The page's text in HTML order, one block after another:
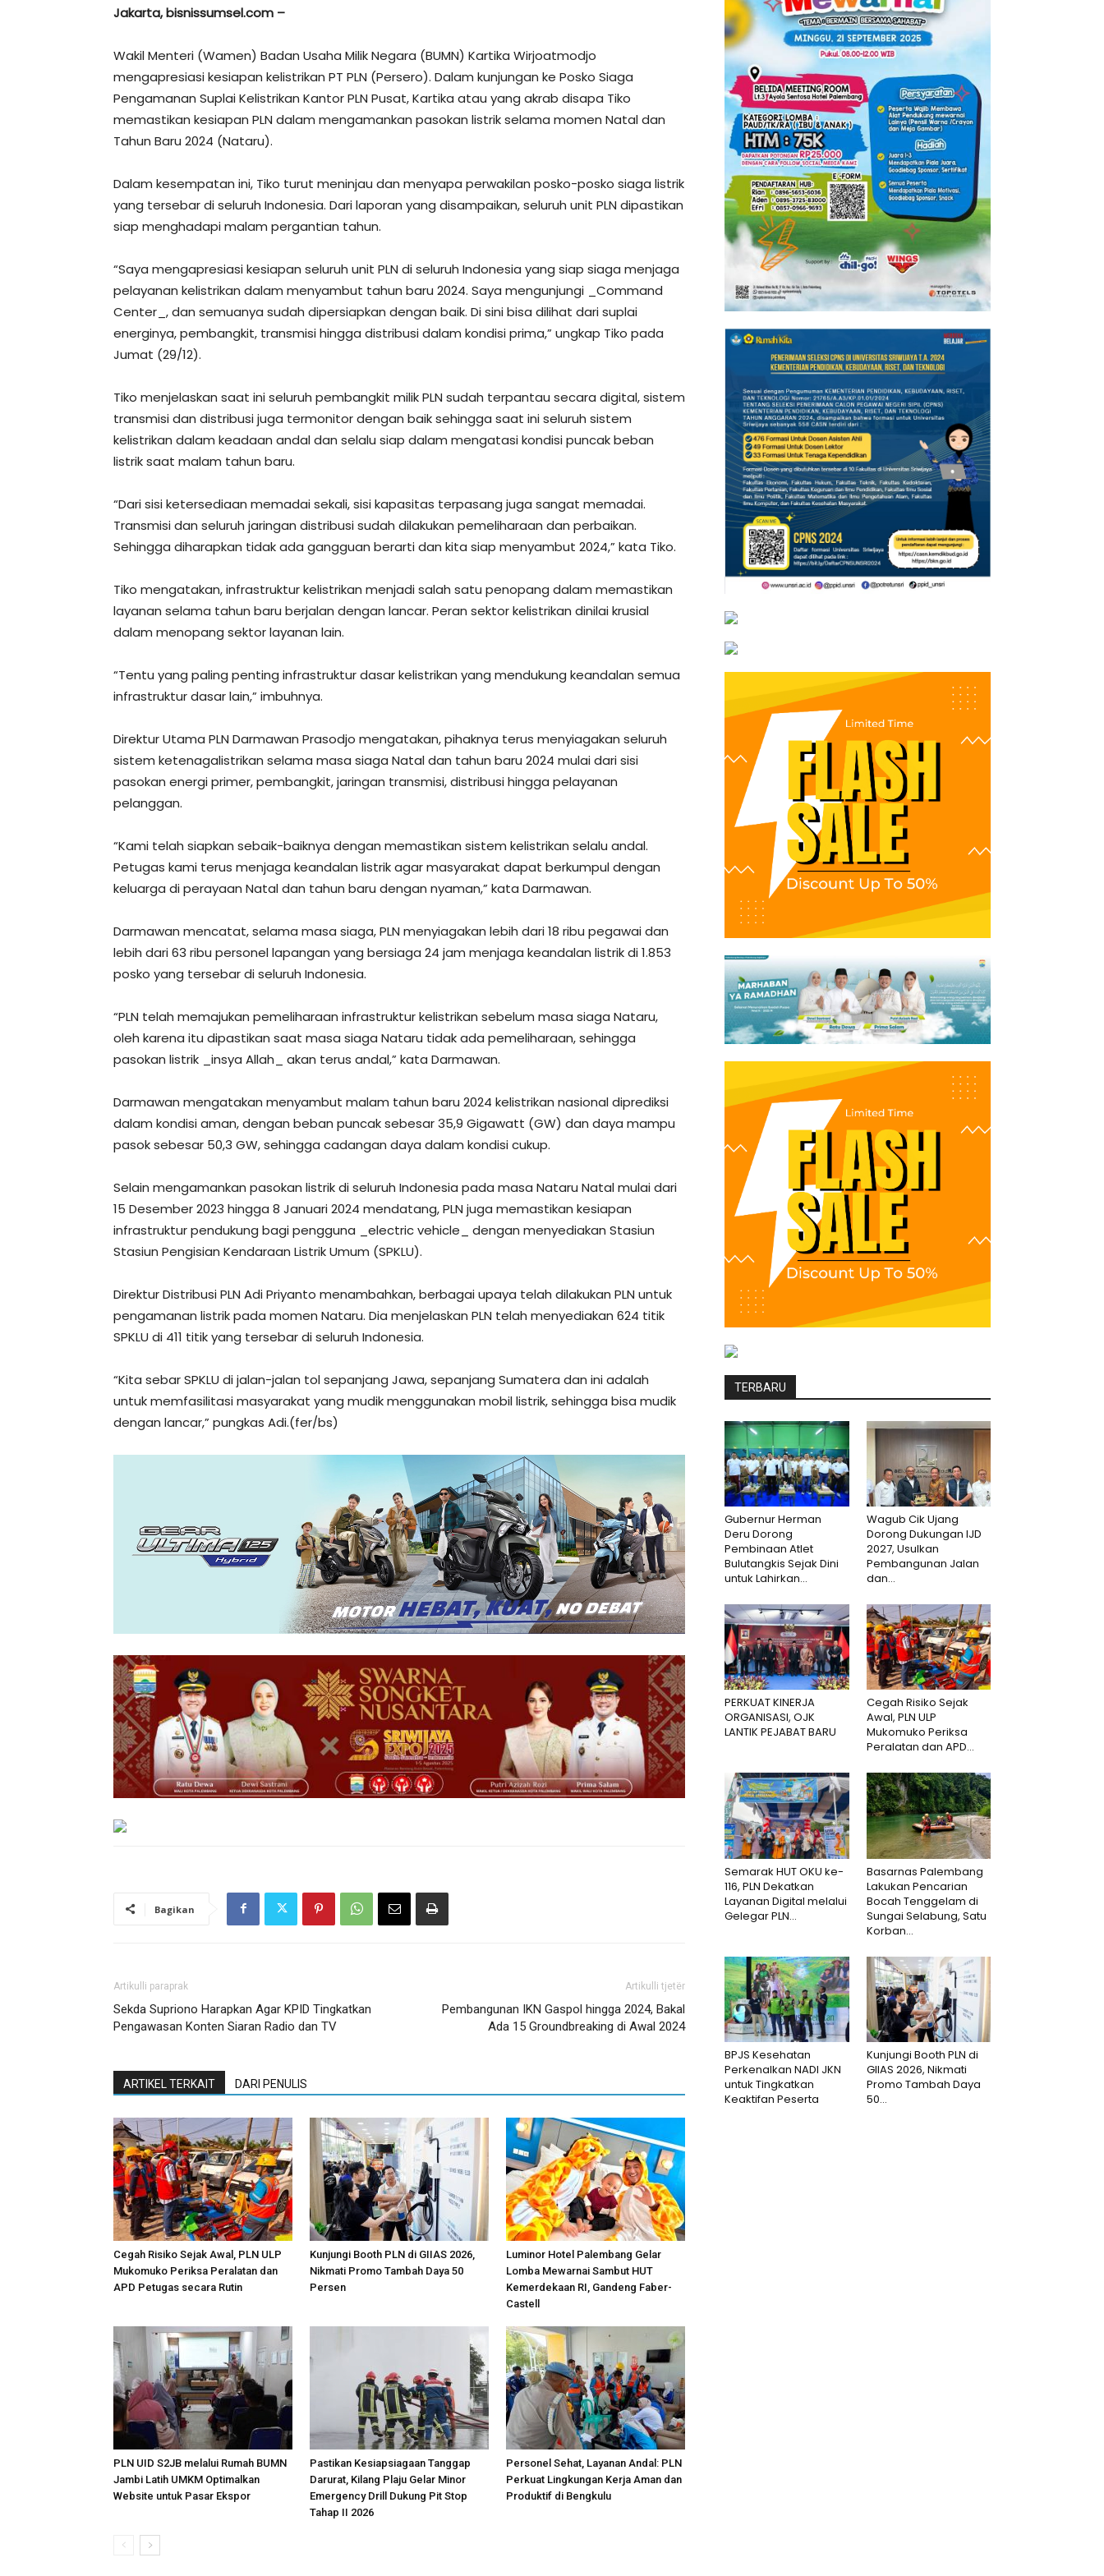
Jakarta, bisnissumsel.com –
Wakil Menteri (Wamen) Badan Usaha Milik Negara (BUMN) Kartika Wirjoatmodjo
mengapresiasi kesiapan kelistrikan PT PLN (Persero). Dalam kunjungan ke Posko Siaga
Pengamanan Suplai Kelistrikan Kantor PLN Pusat, Kartika atau yang akrab disapa Tiko
memastikan kesiapan PLN dalam mengamankan pasokan listrik selama momen Natal dan
Tahun Baru 2024 (Nataru).
Dalam kesempatan ini, Tiko turut meninjau dan menyapa perwakilan posko-posko siaga listrik
yang tersebar di seluruh Indonesia. Dari laporan yang disampaikan, seluruh unit PLN dipastikan
siap menghadapi malam pergantian tahun.
“Saya mengapresiasi kesiapan seluruh unit PLN di seluruh Indonesia yang siap siaga menjaga
pelayanan kelistrikan dalam menyambut tahun baru 2024. Saya mengunjungi _Command
Center_, dan semuanya sudah dipersiapkan dengan baik. Di sini bisa dilihat dari suplai
energinya, pembangkit, transmisi hingga distribusi dalam kondisi prima,” ungkap Tiko pada
Jumat (29/12).
Tiko menjelaskan saat ini seluruh pembangkit milik PLN sudah terpantau secara digital, sistem
transmisi dan distribusi juga termonitor dengan baik sehingga saat ini seluruh sistem
kelistrikan dalam keadaan andal dan selalu siap dalam mengatasi kondisi puncak beban
listrik saat malam tahun baru.
“Dari sisi ketersediaan memadai sekali, sisi kapasitas terpasang juga sangat memadai.
Transmisi dan seluruh jaringan distribusi sudah dilakukan pemeliharaan dan perbaikan.
Sehingga diharapkan tidak ada gangguan berarti dan kita siap menyambut 2024,” kata Tiko.
Tiko mengatakan, infrastruktur kelistrikan menjadi salah satu penopang dalam memastikan
layanan selama tahun baru berjalan dengan lancar. Peran sektor kelistrikan dinilai krusial
dalam menopang sektor layanan lain.
“Tentu yang paling penting infrastruktur dasar kelistrikan yang mendukung keandalan semua
infrastruktur dasar lain,” imbuhnya.
Direktur Utama PLN Darmawan Prasodjo mengatakan, pihaknya terus menyiagakan seluruh
sistem ketenagalistrikan selama masa siaga Natal dan tahun baru 2024 mulai dari sisi
pasokan energi primer, pembangkit, jaringan transmisi, distribusi hingga pelayanan
pelanggan.
“Kami telah siapkan sebaik-baiknya dengan memastikan sistem kelistrikan selalu andal.
Petugas kami terus menjaga keandalan listrik agar masyarakat dapat berkumpul dengan
keluarga di perayaan Natal dan tahun baru dengan nyaman,” kata Darmawan.
Darmawan mencatat, selama masa siaga, PLN menyiagakan lebih dari 18 ribu pegawai dan
lebih dari 63 ribu personel lapangan yang bersiaga 24 jam menjaga keandalan listrik di 1.853
posko yang tersebar di seluruh Indonesia.
“PLN telah memajukan pemeliharaan infrastruktur kelistrikan sebelum masa siaga Nataru,
oleh karena itu dipastikan saat masa siaga Nataru tidak ada pemeliharaan, sehingga
pasokan listrik _insya Allah_ akan terus andal,” kata Darmawan.
Darmawan mengatakan menyambut malam tahun baru 2024 kelistrikan nasional diprediksi
dalam kondisi aman, dengan beban puncak sebesar 35,9 Gigawatt (GW) dan daya mampu
pasok sebesar 50,3 GW, sehingga cadangan daya dalam kondisi cukup.
Selain mengamankan pasokan listrik di seluruh Indonesia pada masa Nataru Natal mulai dari
15 Desember 2023 hingga 8 Januari 2024 mendatang, PLN juga memastikan kesiapan
infrastruktur pendukung bagi pengguna _electric vehicle_ dengan menyediakan Stasiun
Stasiun Pengisian Kendaraan Listrik Umum (SPKLU).
Direktur Distribusi PLN Adi Priyanto menambahkan, berbagai upaya telah dilakukan PLN untuk
pengamanan listrik pada momen Nataru. Dia menjelaskan PLN telah menyediakan 624 titik
SPKLU di 411 titik yang tersebar di seluruh Indonesia.
“Kita sebar SPKLU di jalan-jalan tol sepanjang Jawa, sepanjang Sumatera dan ini adalah
untuk memfasilitasi masyarakat yang mudik menggunakan mobil listrik, sehingga bisa mudik
dengan lancar,” pungkas Adi.(fer/bs)
Bagikan
Artikulli paraprak
Sekda Supriono Harapkan Agar KPID Tingkatkan
Pengawasan Konten Siaran Radio dan TV
Artikulli tjetër
Pembangunan IKN Gaspol hingga 2024, Bakal
Ada 15 Groundbreaking di Awal 2024
ARTIKEL TERKAIT DARI PENULIS
Cegah Risiko Sejak Awal, PLN ULP
Mukomuko Periksa Peralatan dan
APD Petugas secara Rutin
Kunjungi Booth PLN di GIIAS 2026,
Nikmati Promo Tambah Daya 50
Persen
Luminor Hotel Palembang Gelar
Lomba Mewarnai Sambut HUT
Kemerdekaan RI, Gandeng Faber-
Castell
PLN UID S2JB melalui Rumah BUMN
Jambi Latih UMKM Optimalkan
Website untuk Pasar Ekspor
Pastikan Kesiapsiagaan Tanggap
Darurat, Kilang Plaju Gelar Minor
Emergency Drill Dukung Pit Stop
Tahap II 2026
Personel Sehat, Layanan Andal: PLN
Perkuat Lingkungan Kerja Aman dan
Produktif di Bengkulu
TERBARU
Gubernur Herman
Deru Dorong
Pembinaan Atlet
Bulutangkis Sejak Dini
untuk Lahirkan...
Wagub Cik Ujang
Dorong Dukungan IJD
2027, Usulkan
Pembangunan Jalan
dan...
PERKUAT KINERJA
ORGANISASI, OJK
LANTIK PEJABAT BARU
Cegah Risiko Sejak
Awal, PLN ULP
Mukomuko Periksa
Peralatan dan APD...
Semarak HUT OKU ke-
116, PLN Dekatkan
Layanan Digital melalui
Gelegar PLN...
Basarnas Palembang
Lakukan Pencarian
Bocah Tenggelam di
Sungai Selabung, Satu
Korban...
BPJS Kesehatan
Perkenalkan NADI JKN
untuk Tingkatkan
Keaktifan Peserta
Kunjungi Booth PLN di
GIIAS 2026, Nikmati
Promo Tambah Daya
50...